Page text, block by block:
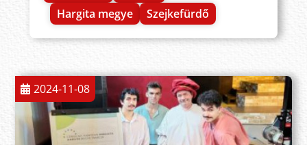
Hargita megye
Szejkefürdő
2024-11-08